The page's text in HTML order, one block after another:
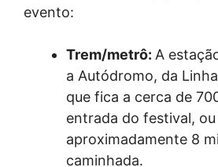
evento:
Trem/metrô: A
a Autódromo, da
que fica a cerca de
entrada do festival, ou
aproximadamente 8
caminhada.